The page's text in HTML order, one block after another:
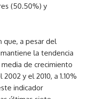
(50.50%) y
que, a pesar del
la tendencia
de crecimiento
y el 2010, a 1.10%
indicador